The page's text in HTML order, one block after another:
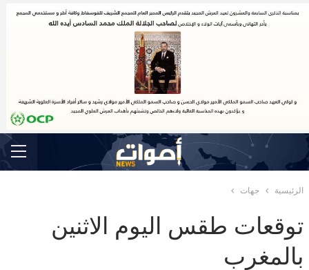
الرئيسية جهات
توقعات طقس اليوم الاثنين
بالمغرب